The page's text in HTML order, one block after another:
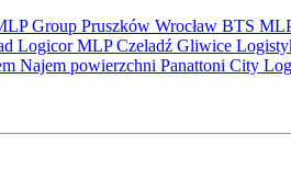
Group Pruszków Wrocław BTS
LogicorMLP Czeladź Gliwice
Najem powierzchni Panattoni City